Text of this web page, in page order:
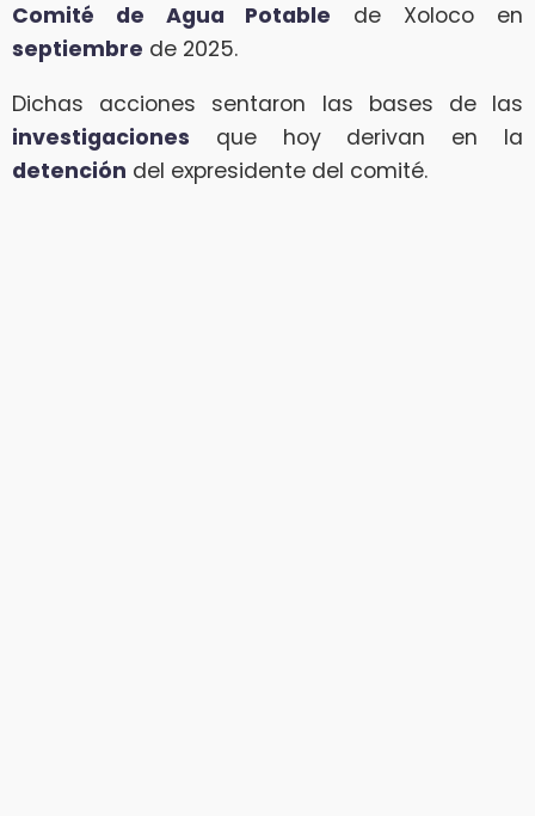
Comité de Agua Potable de Xoloco en
septiembre de 2025.
Dichas acciones sentaron las bases de las
investigaciones que hoy derivan en la
detención del expresidente del comité.